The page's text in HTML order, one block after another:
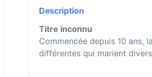
Description
Titre inconnu
Commencée depuis 10 ans,
différentes qui marient